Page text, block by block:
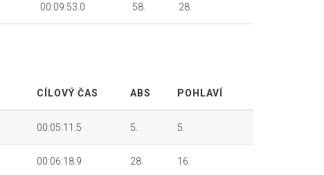
00:09:53.0 58. 28.
CÍLOVÝ ČAS ABS POHLAVÍ
00:05:11.5 5. 5.
00:06:18.9 28. 16.